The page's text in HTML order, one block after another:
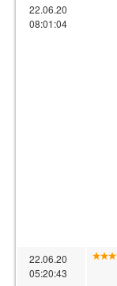
22.06.20
08:01:04
22.06.20
05:20:43